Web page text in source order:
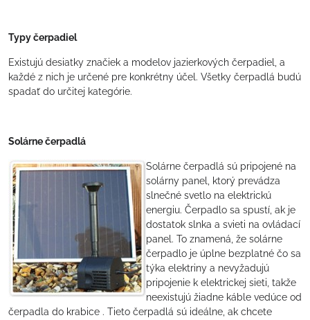
Typy čerpadiel
Existujú desiatky značiek a modelov jazierkových čerpadiel, a
každé z nich je určené pre konkrétny účel. Všetky čerpadlá budú
spadať do určitej kategórie.
Solárne čerpadlá
Solárne čerpadlá sú pripojené na
solárny panel, ktorý prevádza
slnečné svetlo na elektrickú
energiu. Čerpadlo sa spustí, ak je
dostatok slnka a svieti na ovládací
panel. To znamená, že solárne
čerpadlo je úplne bezplatné čo sa
týka elektriny a nevyžadujú
pripojenie k elektrickej sieti, takže
neexistujú žiadne káble vedúce od
čerpadla do krabice . Tieto čerpadlá sú ideálne, ak chcete